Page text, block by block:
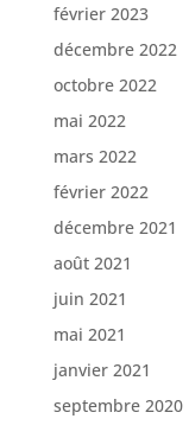
février 2023
décembre 2022
octobre 2022
mai 2022
mars 2022
février 2022
décembre 2021
août 2021
juin 2021
mai 2021
janvier 2021
septembre 2020